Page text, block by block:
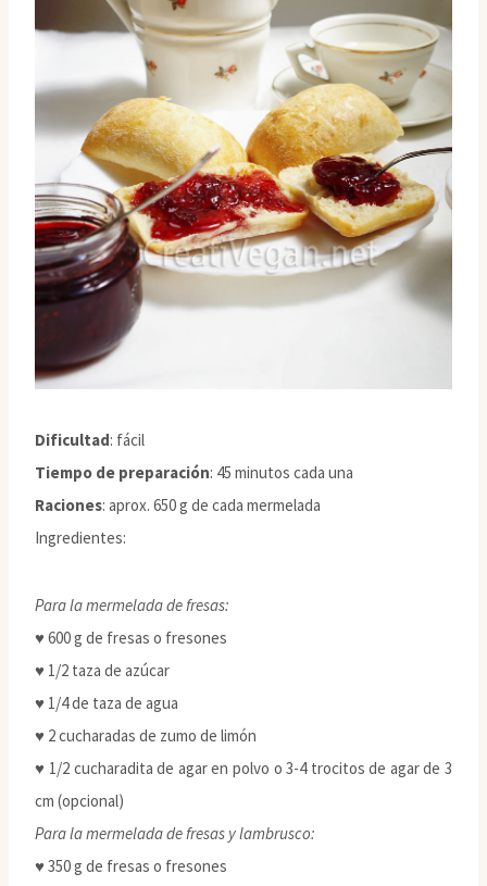
Dificultad: fácil
Tiempo de preparación: 45 minutos cada una
Raciones: aprox. 650 g de cada mermelada
Ingredientes:
Para la mermelada de fresas:
♥ 600 g de fresas o fresones
♥ 1/2 taza de azúcar
♥ 1/4 de taza de agua
♥ 2 cucharadas de zumo de limón
♥ 1/2 cucharadita de agar en polvo o 3-4 trocitos de agar de 3
cm (opcional)
Para la mermelada de fresas y lambrusco:
♥ 350 g de fresas o fresones